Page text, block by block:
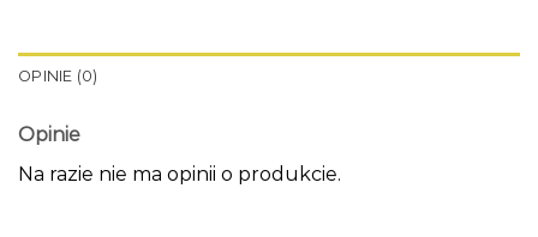
OPINIE (0)
Opinie
Na razie nie ma opinii o produkcie.